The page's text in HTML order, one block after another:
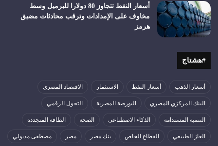
أسعار النفط تتجاوز 80 دولارا للبرميل وسط
مخاوف على الإمدادات وترقب محادثات مضيق
هرمز
#هشتاج
أسعار الذهب أسعار النفط الاستثمار الاقتصاد المصري
البنك المركزي المصري البورصة المصرية التحول الرقمي
التنمية المستدامة الذكاء الاصطناعي الصحة الطاقة المتجددة
الغاز الطبيعي القطاع الخاص بنك مصر مصر مصطفى مدبولي